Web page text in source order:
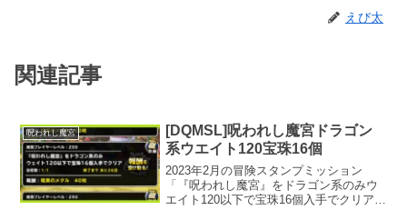
えび太
関連記事
呪われし魔宮
[DQMSL]呪われし魔宮ドラゴン
系ウエイト120宝珠16個
2023年2月の冒険スタンプミッション
「『呪われし魔宮』をドラゴン系のみウ
エイト120以下で宝珠16個入手でクリア」